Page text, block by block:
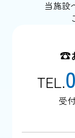
当施設
TEL.
受